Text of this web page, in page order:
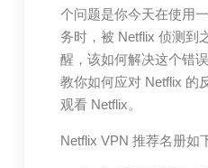
个问题是你今天在使用
务时，被 Netflix 侦测到
醒，该如何解决这个错
教你如何应对 Netflix 的
观看 Netflix。
Netflix VPN 推荐名册如